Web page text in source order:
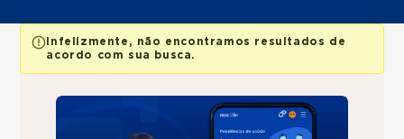
Infelizmente, não encontramos resultados de
acordo com sua busca.